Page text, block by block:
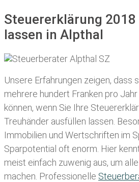
Steuererklärung
lassen in Alpthal
Unsere Erfahrungen zeigen, dass
mehrere hundert Franken pro
können, wenn Sie Ihre
Treuhänder ausfüllen lassen .
Immobilien und Wertschriften im
Sparpotential oft enorm. Hier
meist einfach zuwenig aus, um
machen. Professionelle